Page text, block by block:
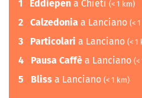
1 Eddiepen a Chieti (< 1 km)
2 Calzedonia a Lanciano (<
3 Particolari a Lanciano (< 1
4 Pausa Caffè a Lanciano (<
5 Bliss a Lanciano (< 1 km)